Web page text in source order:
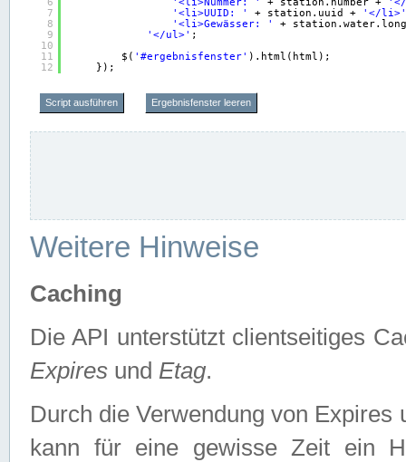
7
8
9
10
11
12
'<li>UUID: '
+ station.uuid +
'</li>'
'<li>Gewässer: '
+
'</ul>' ;
$( '#ergebnisfenster' ).html(html);
});
Script ausführen Ergebnisfenster leeren
Weitere Hinweise
Caching
Die API unterstützt clientseitiges
Expires und Etag.
Durch die Verwendung von
kann für eine gewisse Zeit ein